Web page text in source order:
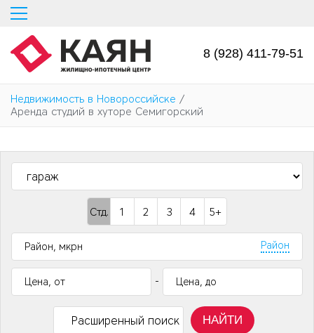
Перейти
основному
содержанию
8 (928) 411-79-51
Недвижимость в Новороссийске /
Аренда студий в хуторе Семигорский
Стд. 1 2 3 4 5+
Район
-
Расширенный поиск НАЙТИ